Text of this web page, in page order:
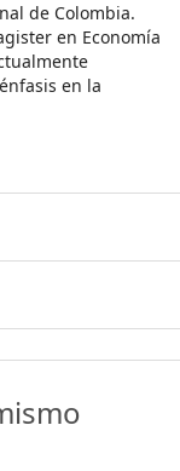
de Colombia.
en Economía
en la